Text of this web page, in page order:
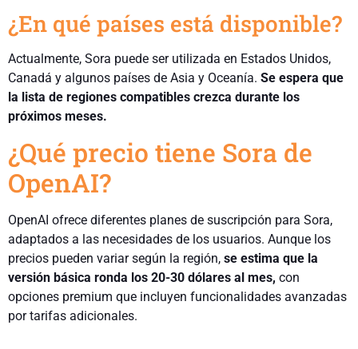
¿En qué países está disponible?
Actualmente, Sora puede ser utilizada en Estados Unidos,
Canadá y algunos países de Asia y Oceanía. Se espera que
la lista de regiones compatibles crezca durante los
próximos meses.
¿Qué precio tiene Sora de
OpenAI?
OpenAI ofrece diferentes planes de suscripción para Sora,
adaptados a las necesidades de los usuarios. Aunque los
precios pueden variar según la región, se estima que la
versión básica ronda los 20-30 dólares al mes, con
opciones premium que incluyen funcionalidades avanzadas
por tarifas adicionales.